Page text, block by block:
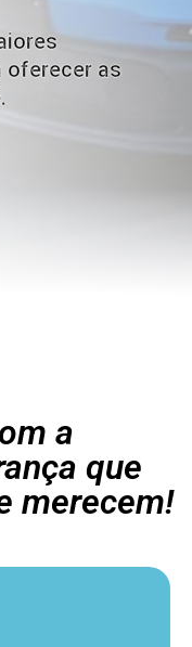
oferecer as
a
que
merecem!